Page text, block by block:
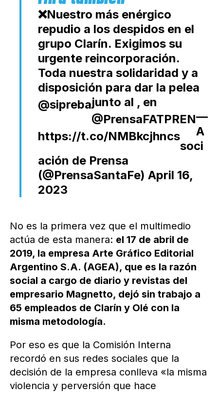
❌Nuestro más enérgico
repudio a los despidos en el
grupo Clarín. Exigimos su
urgente reincorporación.
Toda nuestra solidaridad y a
disposición para dar la pelea
junto al
@sipreba
, en
@PrensaFATPREN
https://t.co/NMBkcjhncs
—
A
soci
ación de Prensa
(@PrensaSantaFe) April 16,
2023
No es la primera vez que el multimedio
actúa de esta manera: el 17 de abril de
2019, la empresa Arte Gráfico Editorial
Argentino S.A. (AGEA), que es la razón
social a cargo de diario y revistas del
empresario Magnetto, dejó sin trabajo a
65 empleados de Clarín y Olé con la
misma metodología.
Por eso es que la Comisión Interna
recordó en sus redes sociales que la
decisión de la empresa conlleva «la misma
violencia y perversión que hace